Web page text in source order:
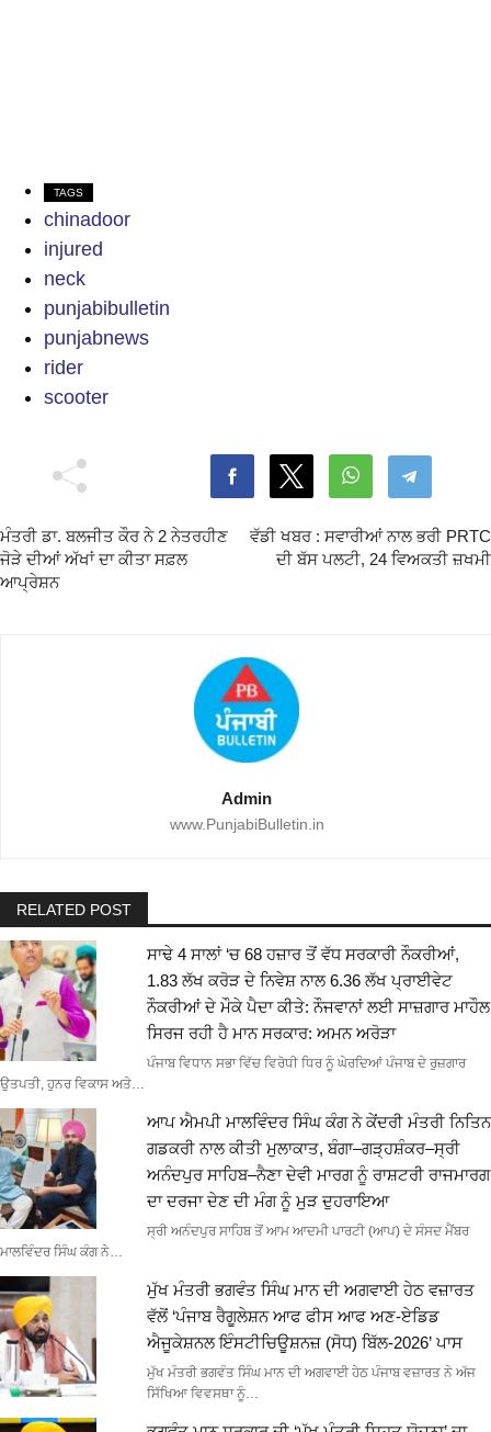
TAGS
chinadoor
injured
neck
punjabibulletin
punjabnews
rider
scooter
ਮੰਤਰੀ ਡਾ. ਬਲਜੀਤ ਕੌਰ ਨੇ 2 ਨੇਤਰਹੀਣ
ਜੋੜੇ ਦੀਆਂ ਅੱਖਾਂ ਦਾ ਕੀਤਾ ਸਫ਼ਲ
ਆਪ੍ਰੇਸ਼ਨ
ਵੱਡੀ ਖਬਰ : ਸਵਾਰੀਆਂ ਨਾਲ ਭਰੀ PRTC
ਦੀ ਬੱਸ ਪਲਟੀ, 24 ਵਿਅਕਤੀ ਜ਼ਖਮੀ
Admin
www.PunjabiBulletin.in
RELATED POST
ਸਾਢੇ 4 ਸਾਲਾਂ ‘ਚ 68 ਹਜ਼ਾਰ ਤੋਂ ਵੱਧ ਸਰਕਾਰੀ ਨੌਕਰੀਆਂ,
1.83 ਲੱਖ ਕਰੋੜ ਦੇ ਨਿਵੇਸ਼ ਨਾਲ 6.36 ਲੱਖ ਪ੍ਰਾਈਵੇਟ
ਨੌਕਰੀਆਂ ਦੇ ਮੌਕੇ ਪੈਦਾ ਕੀਤੇ: ਨੌਜਵਾਨਾਂ ਲਈ ਸਾਜ਼ਗਾਰ ਮਾਹੌਲ
ਸਿਰਜ ਰਹੀ ਹੈ ਮਾਨ ਸਰਕਾਰ: ਅਮਨ ਅਰੋੜਾ
ਪੰਜਾਬ ਵਿਧਾਨ ਸਭਾ ਵਿੱਚ ਵਿਰੋਧੀ ਧਿਰ ਨੂੰ ਘੇਰਦਿਆਂ ਪੰਜਾਬ ਦੇ ਰੁਜ਼ਗਾਰ
ਉਤਪਤੀ, ਹੁਨਰ ਵਿਕਾਸ ਅਤੇ…
ਆਪ ਐਮਪੀ ਮਾਲਵਿੰਦਰ ਸਿੰਘ ਕੰਗ ਨੇ ਕੇਂਦਰੀ ਮੰਤਰੀ ਨਿਤਿਨ
ਗਡਕਰੀ ਨਾਲ ਕੀਤੀ ਮੁਲਾਕਾਤ, ਬੰਗਾ–ਗੜ੍ਹਸ਼ੰਕਰ–ਸ੍ਰੀ
ਅਨੰਦਪੁਰ ਸਾਹਿਬ–ਨੈਣਾ ਦੇਵੀ ਮਾਰਗ ਨੂੰ ਰਾਸ਼ਟਰੀ ਰਾਜਮਾਰਗ
ਦਾ ਦਰਜਾ ਦੇਣ ਦੀ ਮੰਗ ਨੂੰ ਮੁੜ ਦੁਹਰਾਇਆ
ਸ੍ਰੀ ਅਨੰਦਪੁਰ ਸਾਹਿਬ ਤੋਂ ਆਮ ਆਦਮੀ ਪਾਰਟੀ (ਆਪ) ਦੇ ਸੰਸਦ ਮੈਂਬਰ
ਮਾਲਵਿੰਦਰ ਸਿੰਘ ਕੰਗ ਨੇ…
ਮੁੱਖ ਮੰਤਰੀ ਭਗਵੰਤ ਸਿੰਘ ਮਾਨ ਦੀ ਅਗਵਾਈ ਹੇਠ ਵਜ਼ਾਰਤ
ਵੱਲੋਂ ‘ਪੰਜਾਬ ਰੈਗੂਲੇਸ਼ਨ ਆਫ ਫੀਸ ਆਫ ਅਣ-ਏਡਿਡ
ਐਜੂਕੇਸ਼ਨਲ ਇੰਸਟੀਚਿਊਸ਼ਨਜ਼ (ਸੋਧ) ਬਿੱਲ-2026’ ਪਾਸ
ਮੁੱਖ ਮੰਤਰੀ ਭਗਵੰਤ ਸਿੰਘ ਮਾਨ ਦੀ ਅਗਵਾਈ ਹੇਠ ਪੰਜਾਬ ਵਜ਼ਾਰਤ ਨੇ ਅੱਜ
ਸਿੱਖਿਆ ਵਿਵਸਥਾ ਨੂੰ…